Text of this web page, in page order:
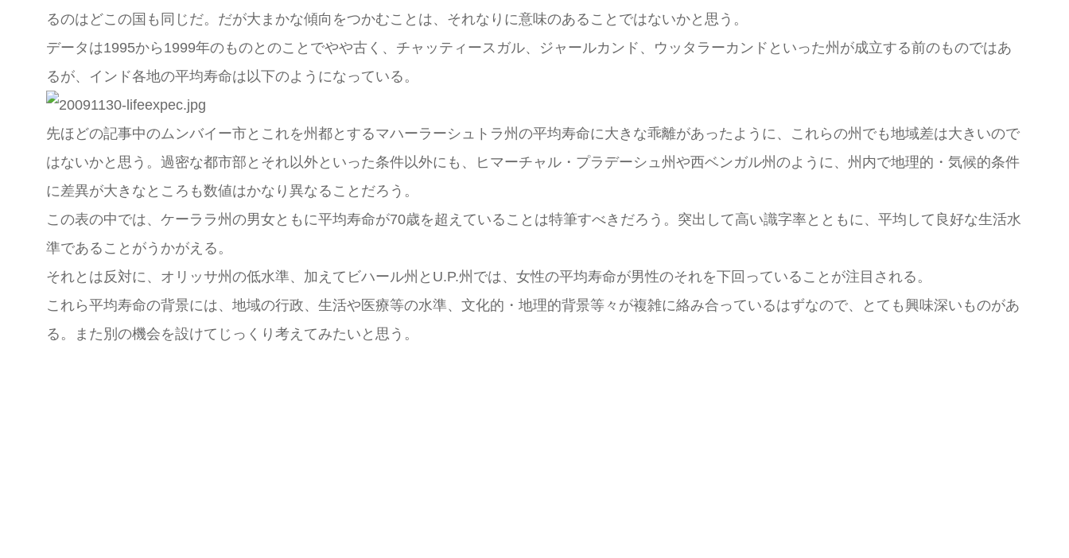
るのはどこの国も同じだ。だが大まかな傾向をつかむことは、それなりに意味のあることではないかと思う。
データは1995から1999年のものとのことでやや古く、チャッティースガル、ジャールカンド、ウッタラーカンドといった州が成立する前のものではあ
るが、インド各地の平均寿命は以下のようになっている。
先ほどの記事中のムンバイー市とこれを州都とするマハーラーシュトラ州の平均寿命に大きな乖離があったように、これらの州でも地域差は大きいので
はないかと思う。過密な都市部とそれ以外といった条件以外にも、ヒマーチャル・プラデーシュ州や西ベンガル州のように、州内で地理的・気候的条件
に差異が大きなところも数値はかなり異なることだろう。
この表の中では、ケーララ州の男女ともに平均寿命が70歳を超えていることは特筆すべきだろう。突出して高い識字率とともに、平均して良好な生活水
準であることがうかがえる。
それとは反対に、オリッサ州の低水準、加えてビハール州とU.P.州では、女性の平均寿命が男性のそれを下回っていることが注目される。
これら平均寿命の背景には、地域の行政、生活や医療等の水準、文化的・地理的背景等々が複雑に絡み合っているはずなので、とても興味深いものがあ
る。また別の機会を設けてじっくり考えてみたいと思う。